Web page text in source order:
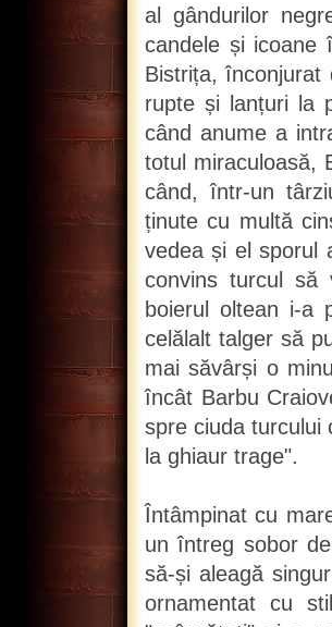
al gândurilor
candele și icoane
Bistrița, înconjurat
rupte și lanțuri la
când anume a
totul miraculoasă,
când, într-un
ținute cu multă
vedea și el sporul
convins turcul să
boierul oltean i-a
celălalt talger să
mai săvârși o
încât Barbu
spre ciuda turcului
la ghiaur trage".
Întâmpinat cu
un întreg sobor
să-și aleagă
ornamentat cu